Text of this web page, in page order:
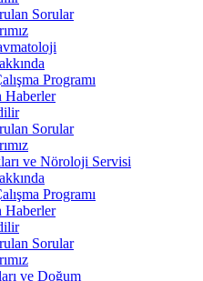
Sorular
Programı
Sorular
ve Nöroloji Servisi
Programı
Sorular
ve Doğum